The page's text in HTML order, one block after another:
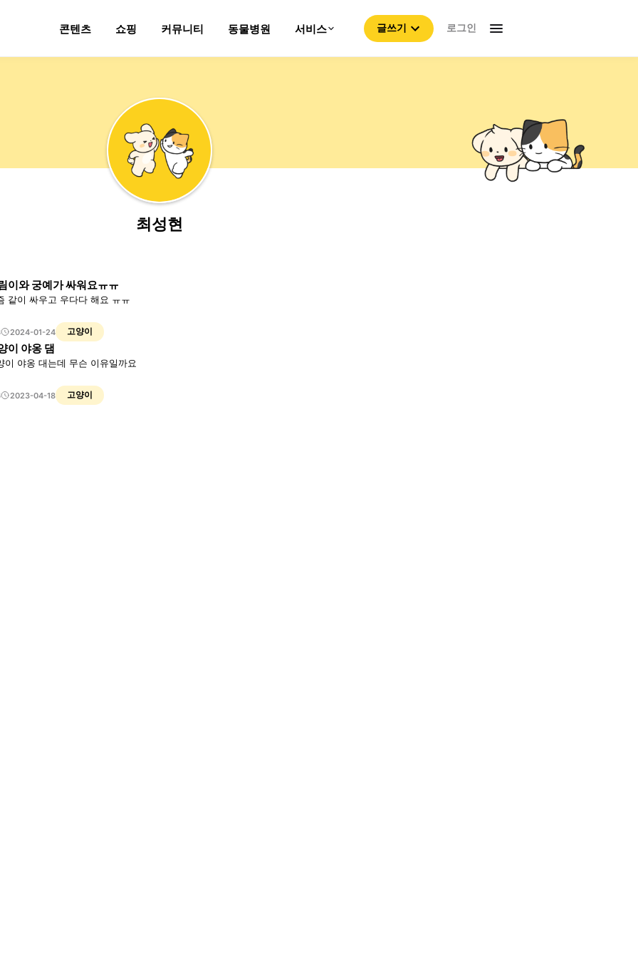
콘텐츠 쇼핑 커뮤니티 동물병원 서비스 글쓰기 로그인
최성현
이와 궁예가 싸워요ㅠㅠ
같이 싸우고 우다다 해요 ㅠㅠ
2024-01-24 고양이
이 야옹 댐
이 야옹 대는데 무슨 이유일까요
2023-04-18 고양이